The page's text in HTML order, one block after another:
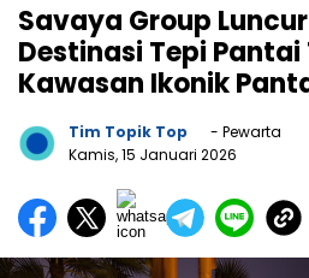
Savaya Group
Destinasi Tepi
Kawasan Ikonik
Tim Topik Top
- Pewarta
Kamis, 15 Januari 2026